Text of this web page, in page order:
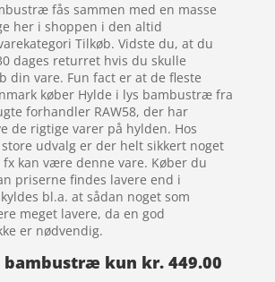
fås sammen med en masse
her i shoppen i den altid
Tilkøb. Vidste du, at du
dages returret hvis du skulle
din vare. Fun fact er at de fleste
køber Hylde i lys bambustræ fra
forhandler RAW58, der har
de rigtige varer på hylden. Hos
udvalg er der helt sikkert noget
kan være denne vare. Køber du
priserne findes lavere end i
bl.a. at sådan noget som
meget lavere, da en god
er nødvendig.
bambustræ kun kr. 449.00